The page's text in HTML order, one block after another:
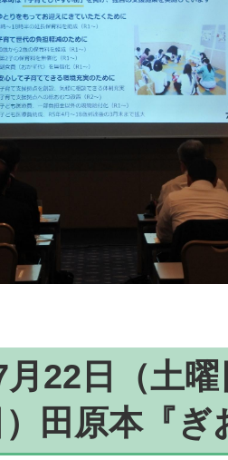
22日（土
）田原本『